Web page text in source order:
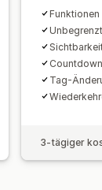
Tag-
3-tägiger